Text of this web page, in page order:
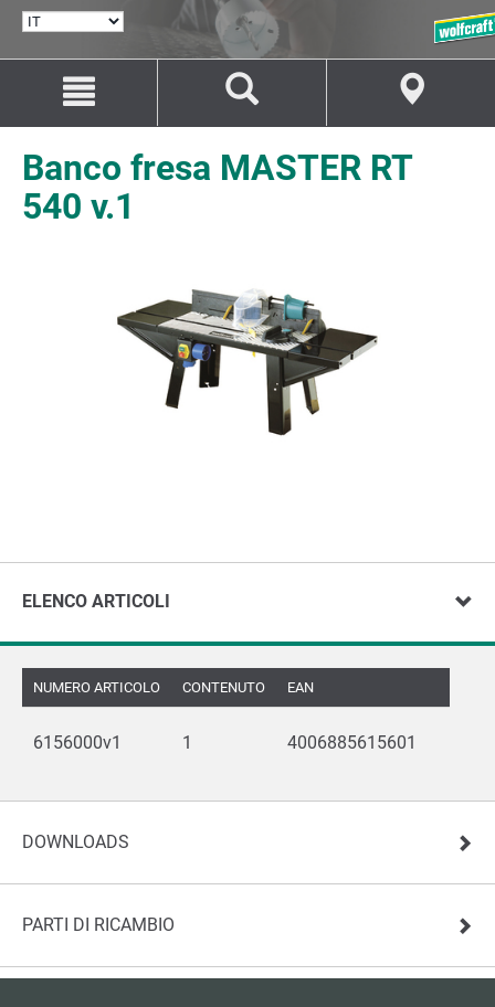
SELEZIONA
contenuto
navigazione
Banco fresa MASTER RT
540 v.1
ELENCO ARTICOLI
NUMERO ARTICOLO CONTENUTO EAN
6156000v1 1 4006885615601
DOWNLOADS
PARTI DI RICAMBIO